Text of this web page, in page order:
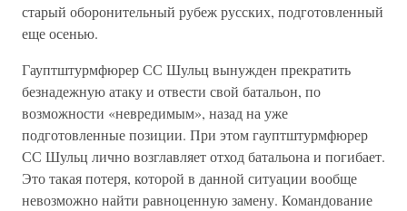
старый оборонительный рубеж русских, подготовленный
еще осенью.
Гауптштурмфюрер СС Шульц вынужден прекратить
безнадежную атаку и отвести свой батальон, по
возможности «невредимым», назад на уже
подготовленные позиции. При этом гауптштурмфюрер
СС Шульц лично возглавляет отход батальона и погибает.
Это такая потеря, которой в данной ситуации вообще
невозможно найти равноценную замену. Командование